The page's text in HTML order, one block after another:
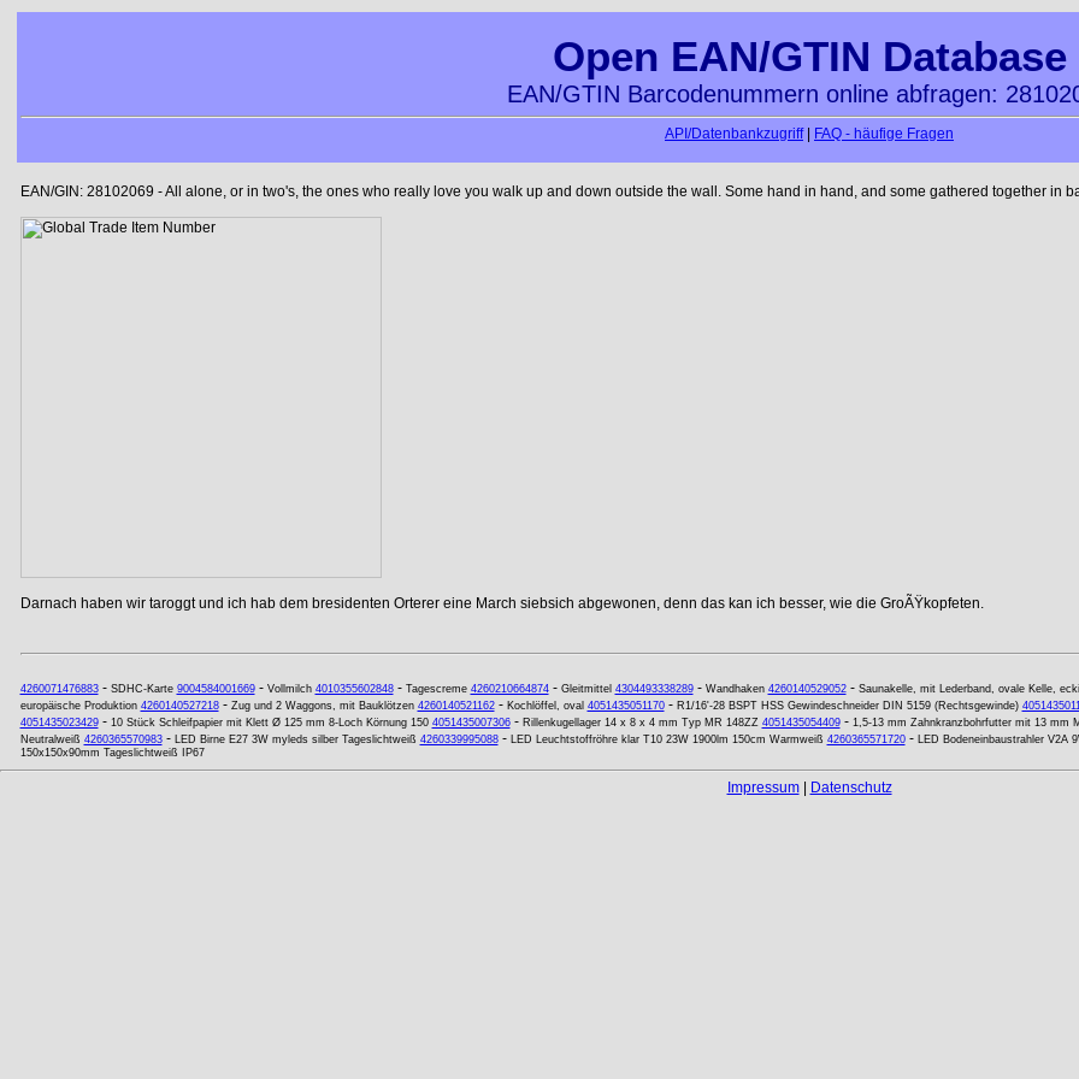
Open EAN/GTIN Database
EAN/GTIN Barcodenummern online abfragen:
API/Datenbankzugriff| FAQ - häufige Fragen
EAN/GIN: 28102069 - All alone, or in two's, the ones who really love you walk up and down outside the wall. Some hand in hand, and some gathered together in
Darnach haben wir taroggt und ich hab dem bresidenten Orterer eine March siebsich abgewonen, denn das kan ich besser, wie die GroÃŸkopfeten.
4260071476883- SDHC-Karte 9004584001669- Vollmilch 4010355602848- Tagescreme 4260210664874- Gleitmittel 4304493338289- Wandhaken 4260140529052- Saunakelle, mit Lederband, ovale Kelle,
europäische Produktion 4260140527218- Zug und 2 Waggons, mit Bauklötzen 4260140521162- Kochlöffel, oval 4051435051170- R1/16'-28 BSPT HSS Gewindeschneider DIN 5159 (Rechtsgewinde)
4051435023429- 10 Stück Schleifpapier mit Klett Ø 125 mm 8-Loch Körnung 150 4051435007306- Rillenkugellager 14 x 8 x 4 mm Typ MR 148ZZ 4051435054409- 1,5-13 mm Zahnkranzbohrfutter mit 13 mm
Neutralweiß 4260365570983- LED Birne E27 3W myleds silber Tageslichtweiß 4260339995088- LED Leuchtstoffröhre klar T10 23W 1900lm 150cm Warmweiß 4260365571720- LED Bodeneinbaustrahler V2A
150x150x90mm Tageslichtweiß IP67
Impressum| Datenschutz